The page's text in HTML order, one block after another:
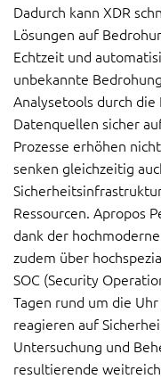
Dadurch kann XDR
Lösungen auf
Echtzeit und
unbekannte
Analysetools durch
Datenquellen sicher
Prozesse erhöhen
senken gleichzeitig
Ressourcen. Apropos
dank der
zudem über
SOC (Security
Tagen rund um die
reagieren auf
Untersuchung und
resultierende